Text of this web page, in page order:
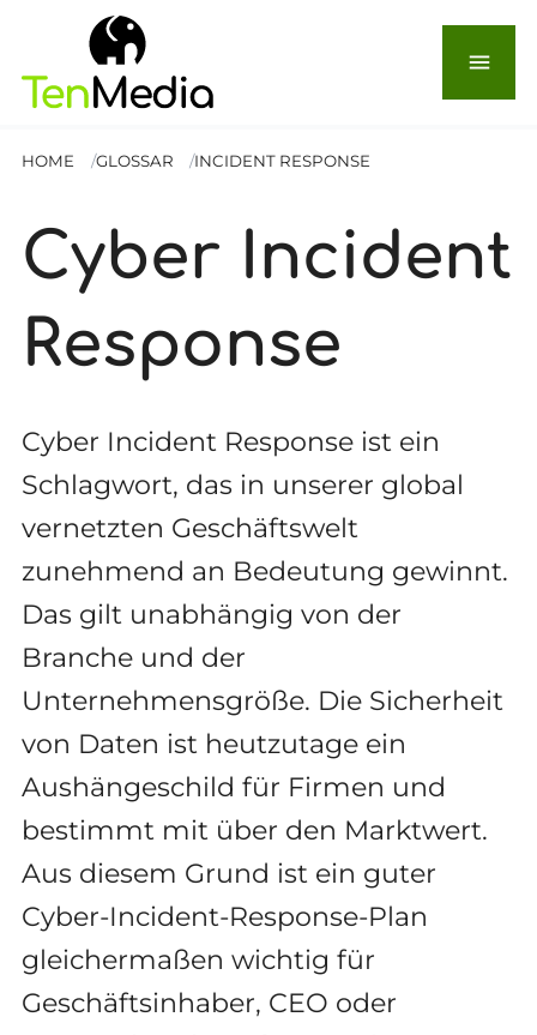
menu
HOME GLOSSAR INCIDENT RESPONSE
Cyber Incident
Response
Cyber Incident Response ist ein
Schlagwort, das in unserer global
vernetzten Geschäftswelt
zunehmend an Bedeutung gewinnt.
Das gilt unabhängig von der
Branche und der
Unternehmensgröße. Die Sicherheit
von Daten ist heutzutage ein
Aushängeschild für Firmen und
bestimmt mit über den Marktwert.
Aus diesem Grund ist ein guter
Cyber-Incident-Response-Plan
gleichermaßen wichtig für
Geschäftsinhaber, CEO oder